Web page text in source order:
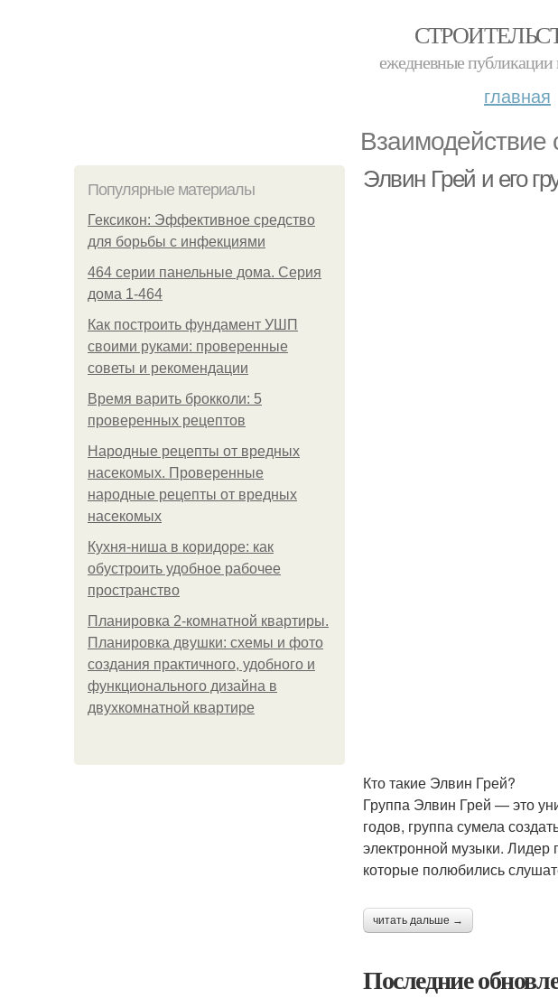
ежедневные публикации
главная
Взаимодействие
Популярные материалы
Гексикон: Эффективное средство
для борьбы с инфекциями
464 серии панельные дома. Серия
дома 1-464
Как построить фундамент УШП
своими руками: проверенные
советы и рекомендации
Время варить брокколи: 5
проверенных рецептов
Народные рецепты от вредных
насекомых. Проверенные
народные рецепты от вредных
насекомых
Кухня-ниша в коридоре: как
обустроить удобное рабочее
пространство
Планировка 2-комнатной квартиры.
Планировка двушки: схемы и фото
создания практичного, удобного и
функционального дизайна в
двухкомнатной квартире
Элвин Грей и его
Кто такие Элвин Грей?
Группа Элвин Грей — это
годов, группа сумела
электронной музыки. Лидер
которые полюбились
читать дальше →
Последние